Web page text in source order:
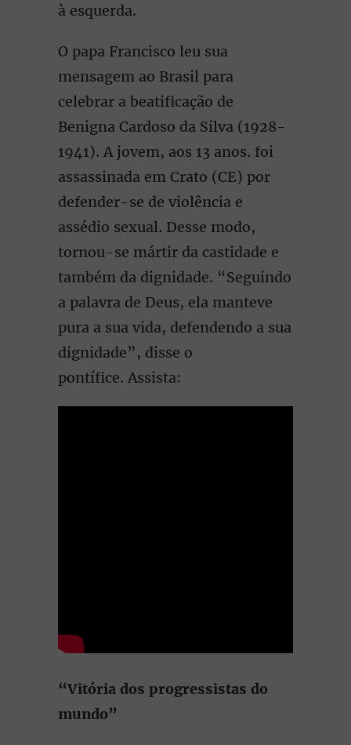
à esquerda.
O papa Francisco leu sua
mensagem ao Brasil para
celebrar a beatificação de
Benigna Cardoso da Silva (1928-
1941). A jovem, aos 13 anos. foi
assassinada em Crato (CE) por
defender-se de violência e
assédio sexual. Desse modo,
tornou-se mártir da castidade e
também da dignidade. “Seguindo
a palavra de Deus, ela manteve
pura a sua vida, defendendo a sua
dignidade”, disse o
pontífice. Assista:
“Vitória dos progressistas do
mundo”